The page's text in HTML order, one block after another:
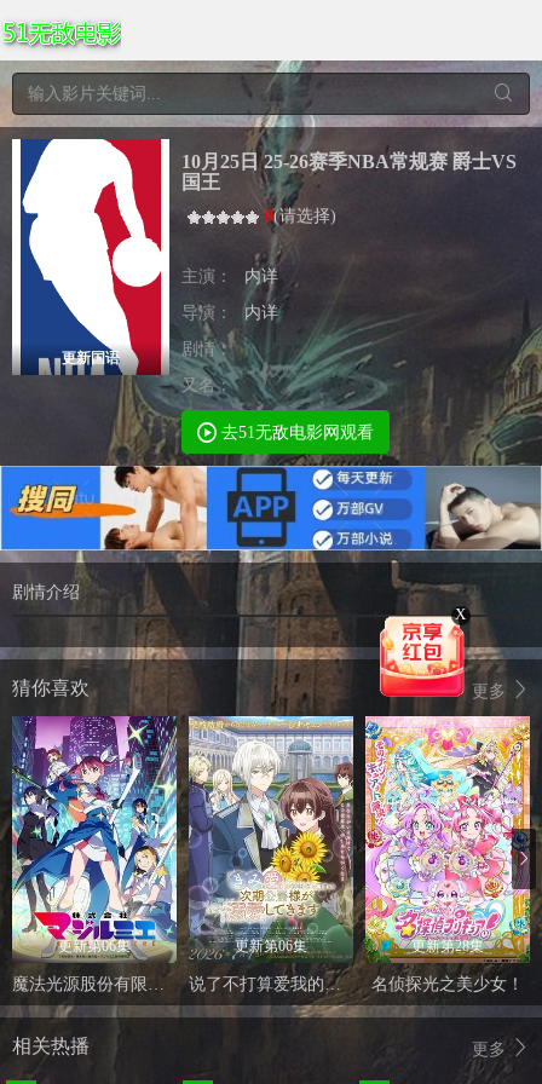
更新国语
10月25日 25-26赛季NBA常规赛 爵士VS
国王
0(请选择)
主演：
内详
导演：
内详
剧情：
又名：
去51无敌电影网观看
剧情介绍
更多
猜你喜欢
更新第06集
魔法光源股份有限公司 第二季
更新第06集
说了不打算爱我的公爵继承人，不知为何对我宠爱有加
更新第28集
名侦探光之美少女！
更多
相关热播
X